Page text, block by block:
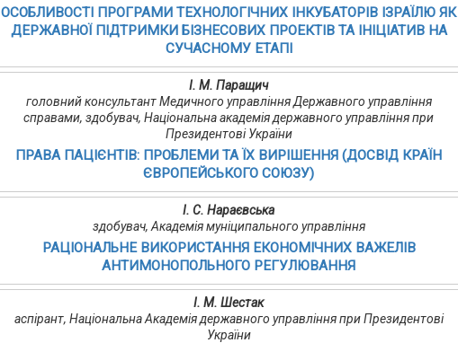
ОСОБЛИВОСТІ ПРОГРАМИ ТЕХНОЛОГІЧНИХ ІНКУБАТОРІВ ІЗРАЇЛЮ ЯК
ДЕРЖАВНОЇ ПІДТРИМКИ БІЗНЕСОВИХ ПРОЕКТІВ ТА ІНІЦІАТИВ НА
СУЧАСНОМУ ЕТАПІ
І. М. Паращич
головний консультант Медичного управління Державного управління
справами, здобувач, Національна академія державного управління при
Президентові України
ПРАВА ПАЦІЄНТІВ: ПРОБЛЕМИ ТА ЇХ ВИРІШЕННЯ (ДОСВІД КРАЇН
ЄВРОПЕЙСЬКОГО СОЮЗУ)
І. С. Нараєвська
здобувач, Академія муніципального управління
РАЦІОНАЛЬНЕ ВИКОРИСТАННЯ ЕКОНОМІЧНИХ ВАЖЕЛІВ
АНТИМОНОПОЛЬНОГО РЕГУЛЮВАННЯ
І. М. Шестак
аспірант, Національна Академія державного управління при Президентові
України